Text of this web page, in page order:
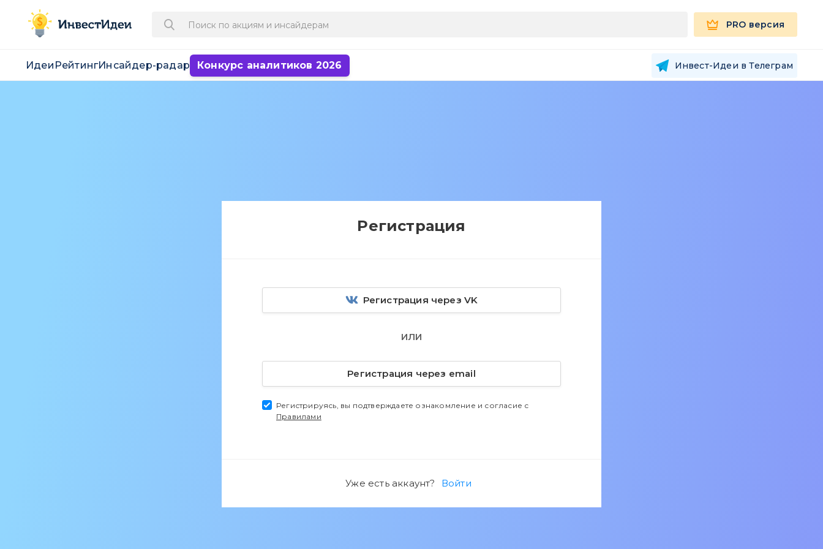
PRO версия
Идеи РейтингИнсайдер-радар Конкурс аналитиков 2026 Инвест-Идеи в Телеграм
Регистрация
Регистрация через VK
ИЛИ
Регистрация через email
Регистрируясь, вы подтверждаете ознакомление и согласие с
Правилами
Уже есть аккаунт? Войти